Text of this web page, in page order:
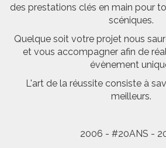
des prestations clés en main pour
scéniques.
Quelque soit votre projet nous
et vous accompagner afin de
évènement
L'art de la réussite consiste à
meilleurs.
2006 - #20ANS -